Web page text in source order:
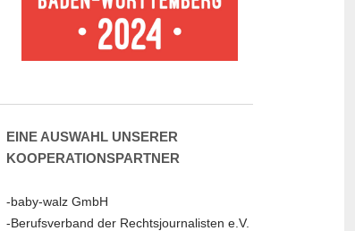
EINE AUSWAHL UNSERER
KOOPERATIONSPARTNER
-baby-walz GmbH
-Berufsverband der Rechtsjournalisten e.V.